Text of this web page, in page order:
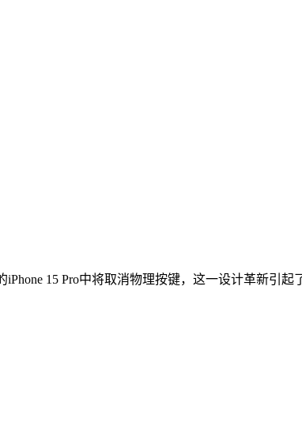
15 Pro中将取消物理按键，这一设计革新引